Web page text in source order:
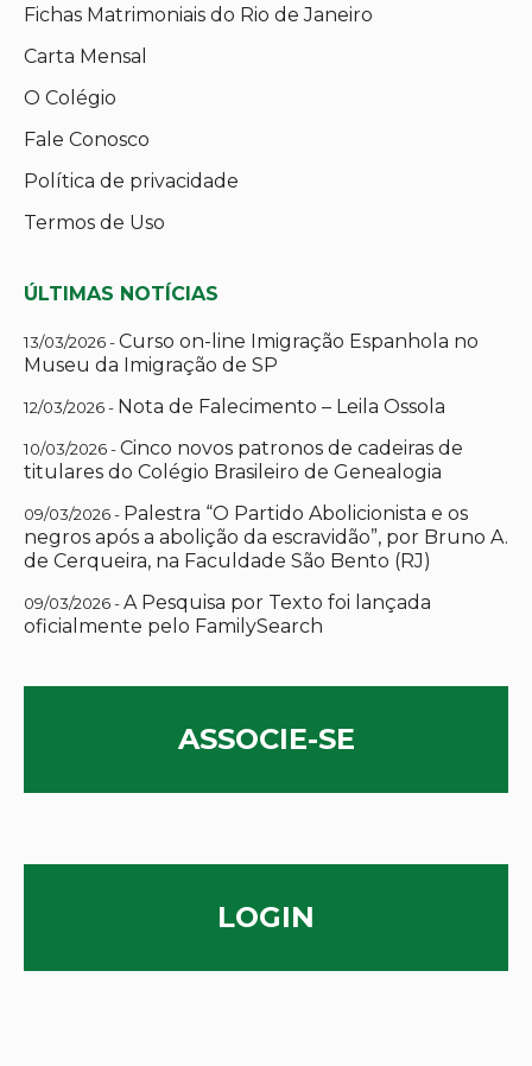
Fichas Matrimoniais do Rio de Janeiro
Carta Mensal
O Colégio
Fale Conosco
Política de privacidade
Termos de Uso
ÚLTIMAS NOTÍCIAS
13/03/2026 -Curso on-line Imigração Espanhola no
Museu da Imigração de SP
12/03/2026 - Nota de Falecimento – Leila Ossola
10/03/2026 -Cinco novos patronos de cadeiras de
titulares do Colégio Brasileiro de Genealogia
09/03/2026 - Palestra “O Partido Abolicionista e os
negros após a abolição da escravidão”, por Bruno A.
de Cerqueira, na Faculdade São Bento (RJ)
09/03/2026 -A Pesquisa por Texto foi lançada
oficialmente pelo FamilySearch
ASSOCIE-SE
LOGIN